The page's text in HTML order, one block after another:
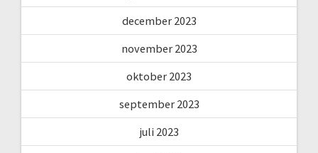
december 2023
november 2023
oktober 2023
september 2023
juli 2023